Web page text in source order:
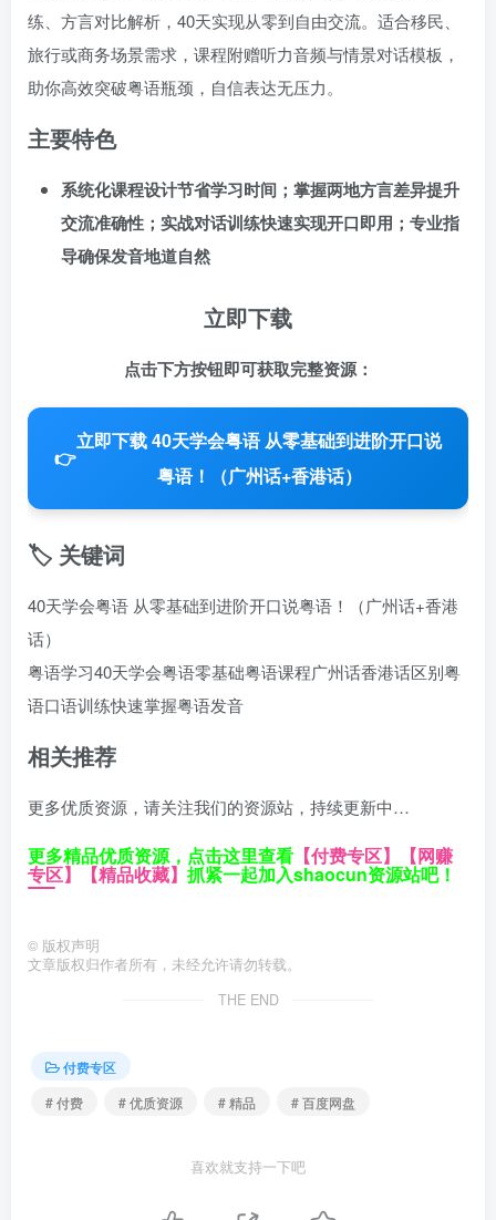
练、方言对比解析，40天实现从零到自由交流。适合移民、
旅行或商务场景需求，课程附赠听力音频与情景对话模板，
助你高效突破粤语瓶颈，自信表达无压力。
主要特色
系统化课程设计节省学习时间；掌握两地方言差异提升
交流准确性；实战对话训练快速实现开口即用；专业指
导确保发音地道自然
立即下载
点击下方按钮即可获取完整资源：
👉
立即下载 40天学会粤语 从零基础到进阶开口说
粤语！（广州话+香港话）
🏷️ 关键词
40天学会粤语 从零基础到进阶开口说粤语！（广州话+香港
话）
粤语学习40天学会粤语零基础粤语课程广州话香港话区别粤
语口语训练快速掌握粤语发音
相关推荐
更多优质资源，请关注我们的资源站，持续更新中…
更多精品优质资源，点击这里查看 【付费专区】 【网赚
专区】 【精品收藏】 抓紧一起加入shaocun资源站吧！
© 版权声明
文章版权归作者所有，未经允许请勿转载。
THE END
付费专区
# 付费
# 优质资源 # 精品 # 百度网盘
喜欢就支持一下吧